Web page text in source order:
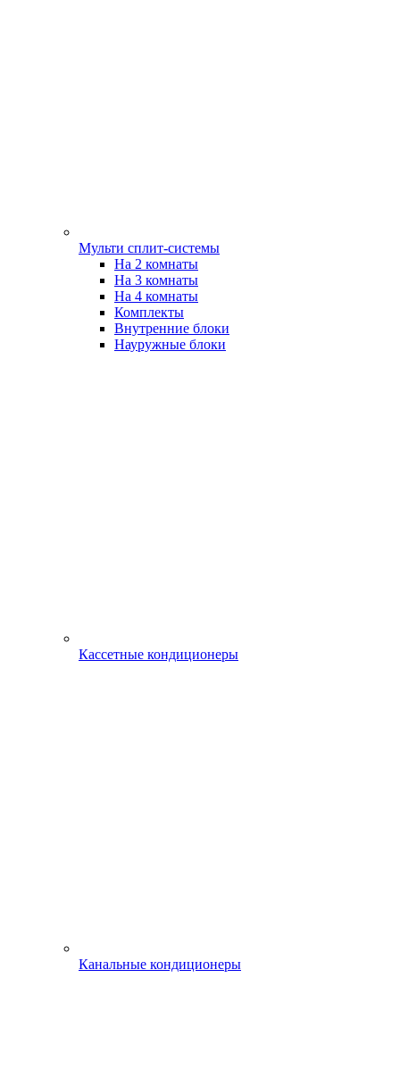
Мульти сплит-системы
На 2 комнаты
На 3 комнаты
На 4 комнаты
Комплекты
Внутренние блоки
Науружные блоки
Кассетные кондиционеры
Канальные кондиционеры